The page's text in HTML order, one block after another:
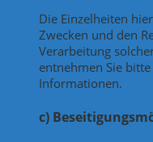
Die Einzelheiten
Zwecken und den
Verarbeitung
entnehmen Sie
Informationen.
c)